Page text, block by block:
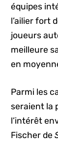
équipes
l’ailier fort
joueurs
meilleure
en
Parmi les
seraient la
l’intérêt
Fischer de